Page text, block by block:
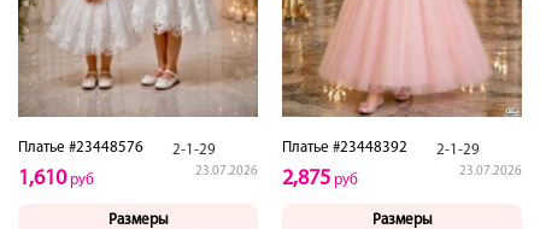
Платье #23448576 2-1-29
23.07.2026
1,610руб
Размеры
Платье #23448392 2-1-29
23.07.2026
2,875 руб
Размеры